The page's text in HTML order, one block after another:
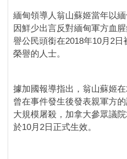
緬甸領導人翁山蘇姬當年以
因鮮少出言反對緬甸軍方血
譽公民頭銜在2018年10月2
榮譽的人士。
據加國報導指出，翁山蘇姬
曾在事件發生後發表親軍方
大規模屠殺，加拿大參眾議
於10月2日正式生效。